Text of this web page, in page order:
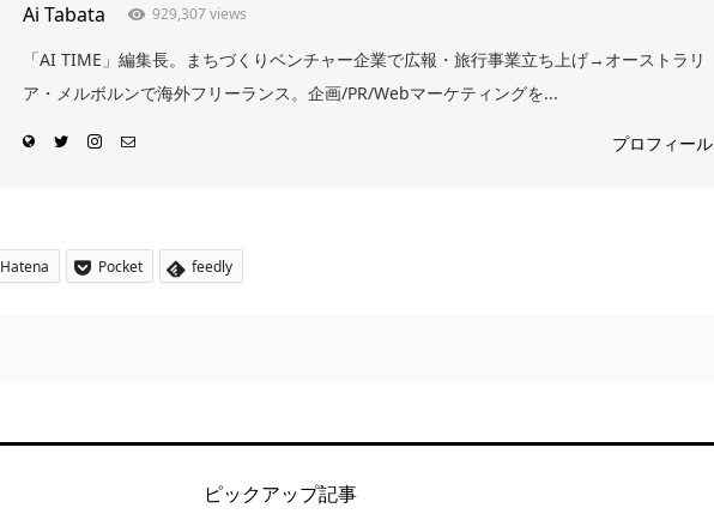
Ai Tabata 929,307 views
「AI TIME」編集長。まちづくりベンチャー企業で広報・旅行事業立ち上げ→オーストラリ
ア・メルボルンで海外フリーランス。企画/PR/Webマーケティングを...
プロフィール
Hatena Pocket feedly
ピックアップ記事